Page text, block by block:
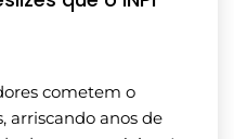
cometem o
arriscando anos de